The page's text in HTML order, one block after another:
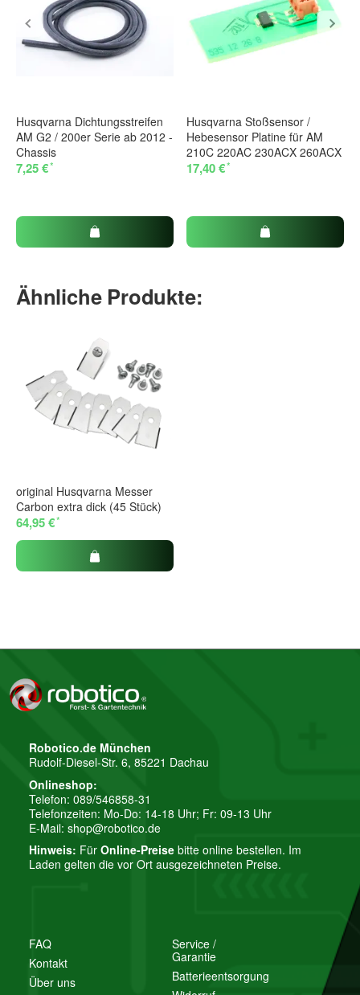
Husqvarna Dichtungsstreifen
AM G2 / 200er Serie ab 2012 -
Chassis
7,25 €*
Husqvarna Stoßsensor /
Hebesensor Platine für AM
210C 220AC 230ACX 260ACX
17,40 €*
Ähnliche Produkte:
original Husqvarna Messer
Carbon extra dick (45 Stück)
64,95 €*
FAQ
Kontakt
Über uns
Service /
Garantie
Batterieentsorgung
Robotico.de München
Rudolf-Diesel-Str. 6, 85221 Dachau
Onlineshop:
Telefon: 089/546858-31
Telefonzeiten: Mo-Do: 14-18 Uhr; Fr: 09-13 Uhr
E-Mail: shop@robotico.de
Hinweis: Für Online-Preise bitte online bestellen. Im
Laden gelten die vor Ort ausgezeichneten Preise.